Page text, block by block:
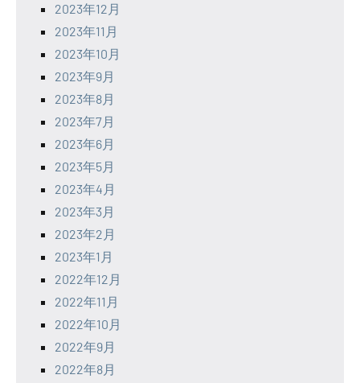
2023年12月
2023年11月
2023年10月
2023年9月
2023年8月
2023年7月
2023年6月
2023年5月
2023年4月
2023年3月
2023年2月
2023年1月
2022年12月
2022年11月
2022年10月
2022年9月
2022年8月